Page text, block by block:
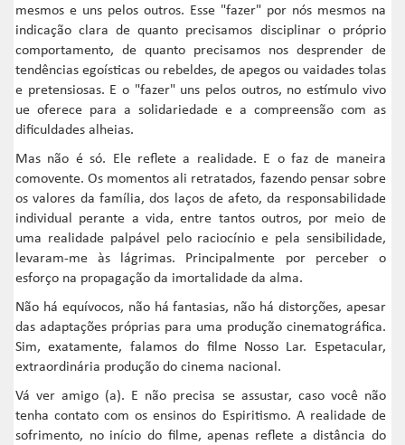
mesmos e uns pelos outros. Esse "fazer" por nós mesmos na
indicação clara de quanto precisamos disciplinar o próprio
comportamento, de quanto precisamos nos desprender de
tendências egoísticas ou rebeldes, de apegos ou vaidades tolas
e pretensiosas. E o "fazer" uns pelos outros, no estímulo vivo
ue oferece para a solidariedade e a compreensão com as
dificuldades alheias.
Mas não é só. Ele reflete a realidade. E o faz de maneira
comovente. Os momentos ali retratados, fazendo pensar sobre
os valores da família, dos laços de afeto, da responsabilidade
individual perante a vida, entre tantos outros, por meio de
uma realidade palpável pelo raciocínio e pela sensibilidade,
levaram-me às lágrimas. Principalmente por perceber o
esforço na propagação da imortalidade da alma.
Não há equívocos, não há fantasias, não há distorções, apesar
das adaptações próprias para uma produção cinematográfica.
Sim, exatamente, falamos do filme Nosso Lar. Espetacular,
extraordinária produção do cinema nacional.
Vá ver amigo (a). E não precisa se assustar, caso você não
tenha contato com os ensinos do Espiritismo. A realidade de
sofrimento, no início do filme, apenas reflete a distância do